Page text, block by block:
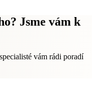
Jsme vám k
vám rádi poradí